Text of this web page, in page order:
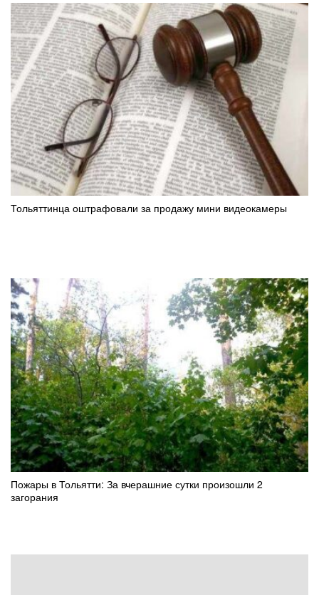
Тольяттинца оштрафовали за продажу мини видеокамеры
Пожары в Тольятти: За вчерашние сутки произошли 2
загорания